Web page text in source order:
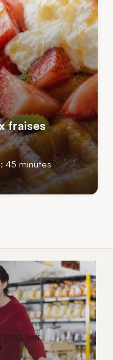
fraises
45 minutes
pas sur